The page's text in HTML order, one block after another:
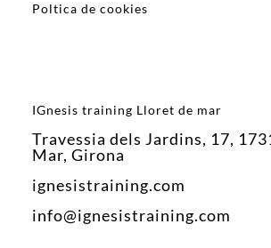
Poltica de cookies
IGnesis training Lloret de mar
Travessia dels Jardins, 17,
Mar, Girona
ignesistraining.com
info@ignesistraining.com